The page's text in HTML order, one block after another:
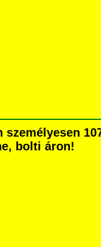
bolti áron!